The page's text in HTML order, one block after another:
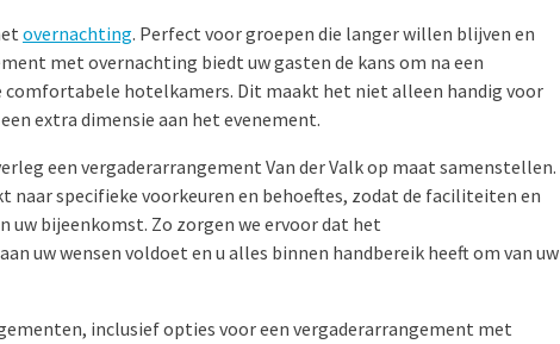
overnachting. Perfect voor groepen die langer willen blijven en
met overnachting biedt uw gasten de kans om na een
comfortabele hotelkamers. Dit maakt het niet alleen handig voor
extra dimensie aan het evenement.
een vergaderarrangement Van der Valk op maat samenstellen.
specifieke voorkeuren en behoeftes, zodat de faciliteiten en
uw bijeenkomst. Zo zorgen we ervoor dat het
uw wensen voldoet en u alles binnen handbereik heeft om van uw
inclusief opties voor een vergaderarrangement met